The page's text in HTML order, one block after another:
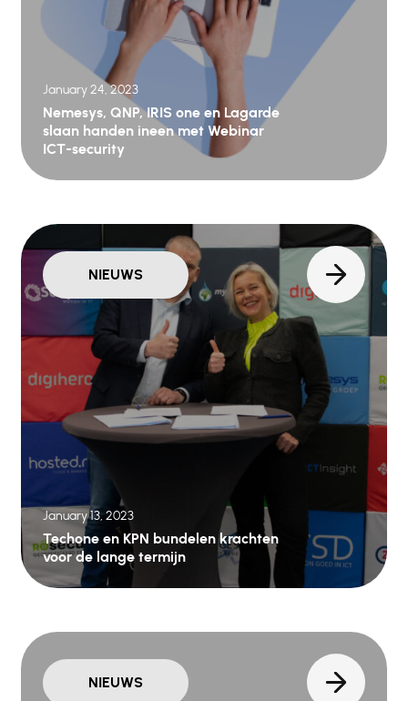
January 24, 2023
Nemesys, QNP, IRIS one en Lagarde
slaan handen ineen met Webinar
ICT-security
NIEUWS
January 13, 2023
Techone en KPN bundelen krachten
voor de lange termijn
NIEUWS